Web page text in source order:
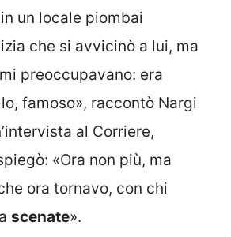
un locale piombai
che si avvicinò a lui, ma
preoccupavano: era
famoso», raccontò Nargi
al Corriere,
«Ora non più, ma
ora tornavo, con chi
scenate».